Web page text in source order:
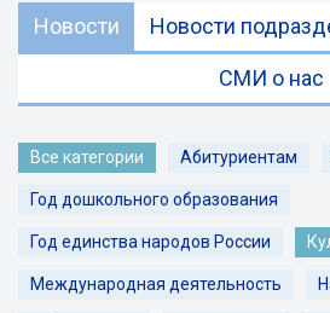
Новости Новости
СМИ о нас
Все категории Абитуриентам
Год дошкольного образования
Год единства народов России
Международная деятельность